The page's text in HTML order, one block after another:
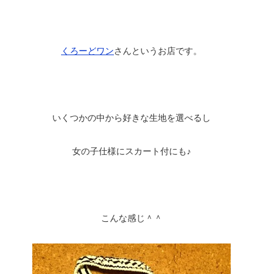
くろーどワンさんというお店です。
いくつかの中から好きな生地を選べるし
女の子仕様にスカート付にも♪
こんな感じ＾＾